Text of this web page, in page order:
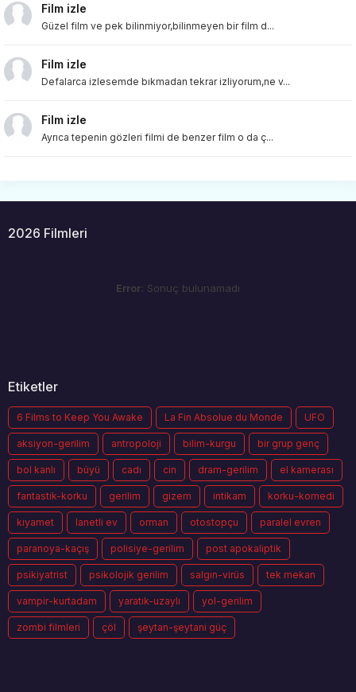
Film izle
Güzel film ve pek bilinmiyor,bilinmeyen bir film d...
Film izle
Defalarca izlesemde bıkmadan tekrar izliyorum,ne v...
Film izle
Ayrıca tepenin gözleri filmi de benzer film o da ç...
2026 Filmleri
Error: Sonuç bulunamadı
Etiketler
6 Films to Keep You Awake La Fin Absolue du Monde UFO
aksiyon-gerilim antropoloji bilim-kurgu bir grup genç
bol kanlı büyü cadı cin dram-gerilim el kamerası
fantastik-korku gerilim gizem intikam korku-komedi
kıyamet lanetli ev orman otostopçu paralel evren
paranoya-kaçış polisiye-gerilim post apokaliptik
psikiyatrist psikolojik gerilim salgın-virüs tek mekan
vampir-kurtadam yaratık-uzaylı yol-gerilim
zombi filmleri çöl şeytan-şeytani güç